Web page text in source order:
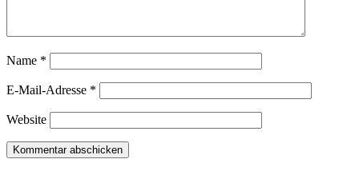
Name *
E-Mail-Adresse *
Website